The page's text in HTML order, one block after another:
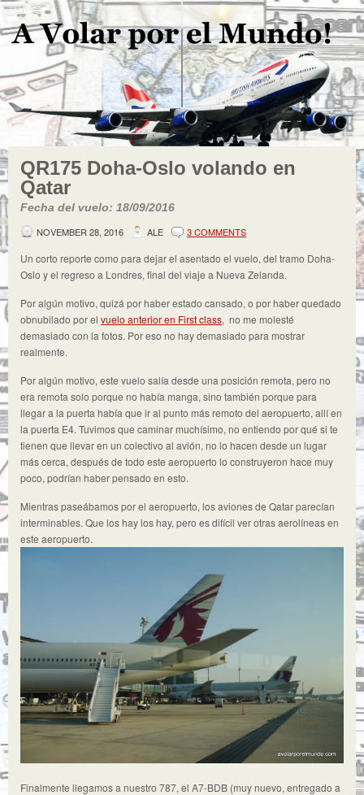
QR175 Doha-Oslo volando en
Qatar
Fecha del vuelo: 18/09/2016
NOVEMBER 28, 2016
ALE 3 COMMENTS
Un corto reporte como para dejar el asentado el vuelo, del tramo Doha-
Oslo y el regreso a Londres, final del viaje a Nueva Zelanda.
Por algún motivo, quizá por haber estado cansado, o por haber quedado
obnubilado por el vuelo anterior en First class, no me molesté
demasiado con la fotos. Por eso no hay demasiado para mostrar
realmente.
Por algún motivo, este vuelo salía desde una posición remota, pero no
era remota solo porque no había manga, sino también porque para
llegar a la puerta había que ir al punto más remoto del aeropuerto, allí en
la puerta E4. Tuvimos que caminar muchísimo, no entiendo por qué si te
tienen que llevar en un colectivo al avión, no lo hacen desde un lugar
más cerca, después de todo este aeropuerto lo construyeron hace muy
poco, podrían haber pensado en esto.
Mientras paseábamos por el aeropuerto, los aviones de Qatar parecían
interminables. Que los hay los hay, pero es difícil ver otras aerolíneas en
este aeropuerto.
Finalmente llegamos a nuestro 787, el A7-BDB (muy nuevo, entregado a